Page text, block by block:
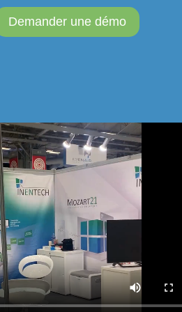
Demander une démo